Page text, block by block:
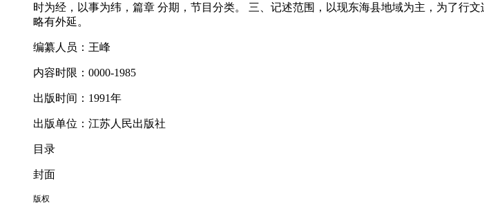
时为经，以事为纬，篇章 分期，节目分类。 三、记述范围，以现东海县地域为主，为了行
略有外延。
编纂人员：王峰
内容时限：0000-1985
出版时间：1991年
出版单位：江苏人民出版社
目录
封面
版权